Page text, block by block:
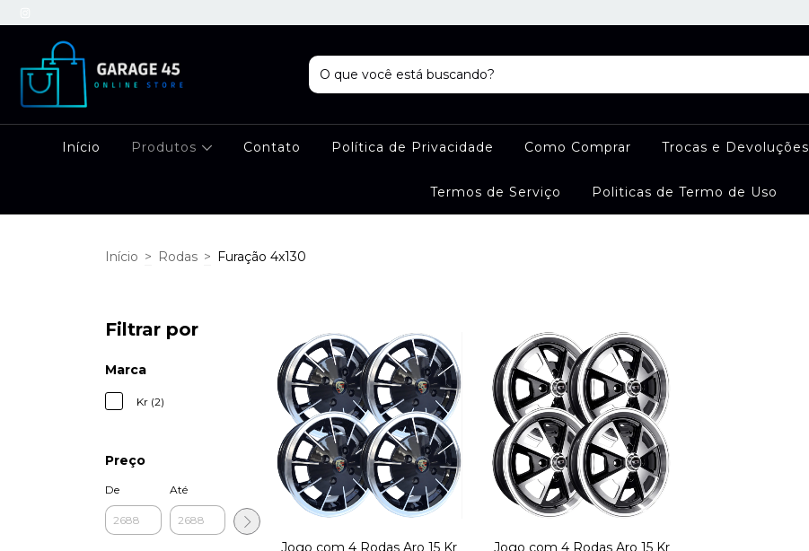
Início Produtos Contato Política de Privacidade Como Comprar Trocas e Devoluções
Termos de Serviço Politicas de Termo de Uso
Início > Rodas > Furação 4x130
Filtrar por
Marca
Kr (2)
Preço
De Até
Jogo com 4 Rodas Aro 15 Kr
Jogo com 4 Rodas Aro 15 Kr